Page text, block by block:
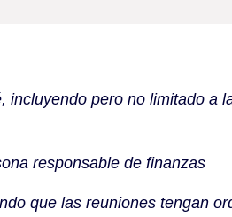
incluyendo pero no limitado a
responsable de finanzas
que las reuniones tengan